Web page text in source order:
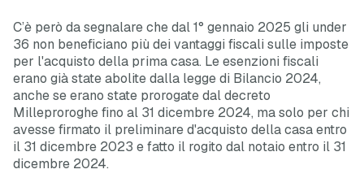
C’è però da segnalare che dal 1° gennaio 2025 gli under
36 non beneficiano più dei vantaggi fiscali sulle imposte
per l'acquisto della prima casa. Le esenzioni fiscali
erano già state abolite dalla legge di Bilancio 2024,
anche se erano state prorogate dal decreto
Milleproroghe fino al 31 dicembre 2024, ma solo per chi
avesse firmato il preliminare d'acquisto della casa entro
il 31 dicembre 2023 e fatto il rogito dal notaio entro il 31
dicembre 2024.